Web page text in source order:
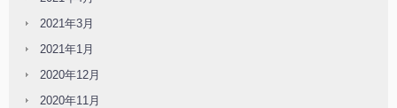
2021年3月
2021年1月
2020年12月
2020年11月